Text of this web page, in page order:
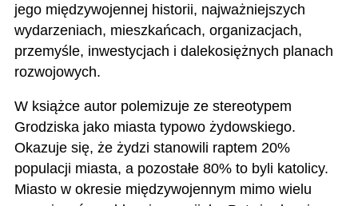
jego międzywojennej historii, najważniejszych
wydarzeniach, mieszkańcach, organizacjach,
przemyśle, inwestycjach i dalekosiężnych planach
rozwojowych.
W książce autor polemizuje ze stereotypem
Grodziska jako miasta typowo żydowskiego.
Okazuje się, że żydzi stanowili raptem 20%
populacji miasta, a pozostałe 80% to byli katolicy.
Miasto w okresie międzywojennym mimo wielu